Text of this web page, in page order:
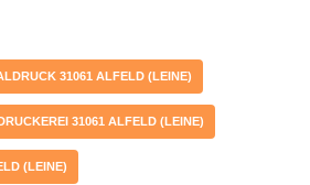
31061 ALFELD (LEINE)
31061 ALFELD (LEINE)
(LEINE)